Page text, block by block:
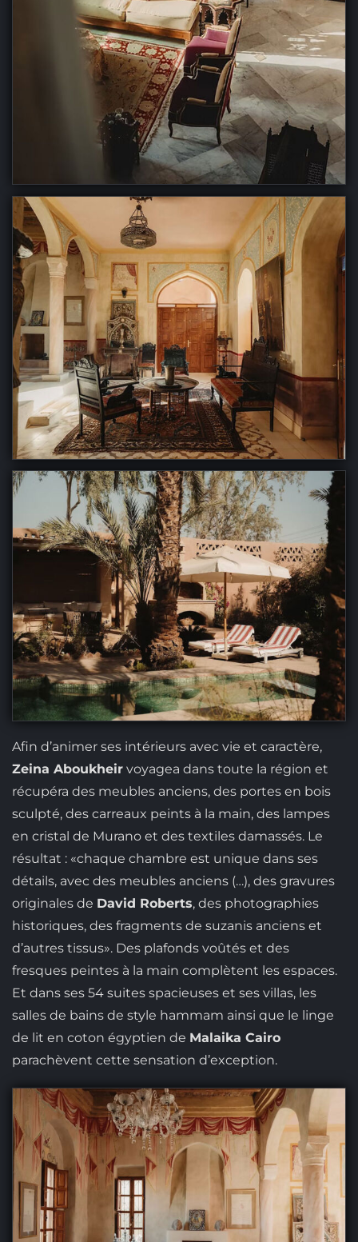
Afin d’animer ses intérieurs avec vie et caractère,
Zeina Aboukheirvoyagea dans toute la région et
récupéra des meubles anciens, des portes en bois
sculpté, des carreaux peints à la main, des lampes
en cristal de Murano et des textiles damassés. Le
résultat : «chaque chambre est unique dans ses
détails, avec des meubles anciens (…), des gravures
originales de David Roberts, des photographies
historiques, des fragments de suzanis anciens et
d’autres tissus». Des plafonds voûtés et des
fresques peintes à la main complètent les espaces.
Et dans ses 54 suites spacieuses et ses villas, les
salles de bains de style hammam ainsi que le linge
de lit en coton égyptien de Malaika Cairo
parachèvent cette sensation d’exception.